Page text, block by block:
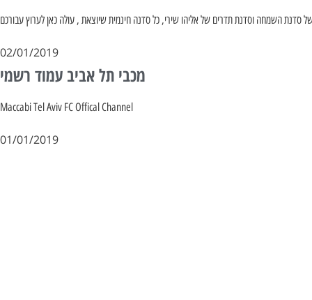
של סדנת השמחה וסדנת תדרים של אליהו שירי, כל סדנה חינמית שיוצאת , עולה כאן לערוץ עבורכם
02/01/2019
מכבי תל אביב עמוד רשמי
Maccabi Tel Aviv FC Offical Channel
01/01/2019